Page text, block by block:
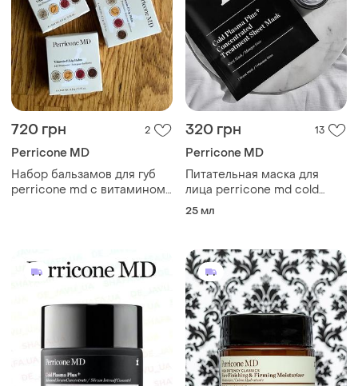
720 грн 2
Perricone MD
Набор бальзамов для губ
perricone md с витамином
320 грн 13
Perricone MD
Питательная маска для
лица perricone md cold
plasma plus+ concentrated
25 мл